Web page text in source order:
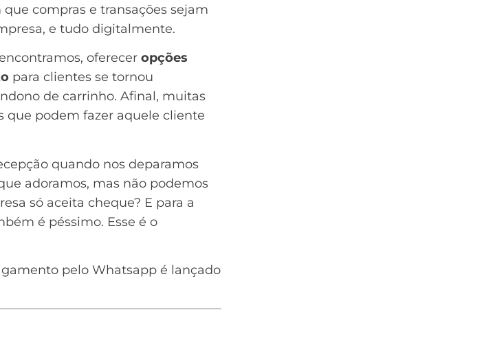
que compras e transações sejam
e tudo digitalmente.
oferecer opções
para clientes se tornou
de carrinho. Afinal, muitas
que podem fazer aquele cliente
quando nos deparamos
adoramos, mas não podemos
só aceita cheque? E para a
é péssimo. Esse é o
pelo Whatsapp é lançado